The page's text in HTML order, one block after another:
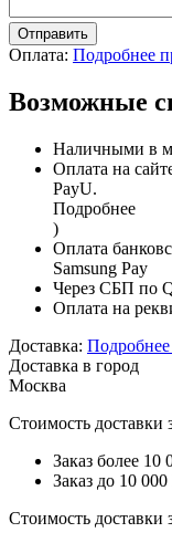
Отправить
Оплата: Подробнее
Возможные
Наличными в
Оплата на
PayU.
Подробнее
)
Оплата
Samsung Pay
Через СБП по
Оплата на
Доставка: Подробнее
Доставка в город
Москва
Стоимость
Заказ более
Заказ до 10
Стоимость